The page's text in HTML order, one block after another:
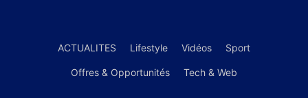
ACTUALITES Lifestyle Vidéos Sport
Offres & Opportunités Tech & Web